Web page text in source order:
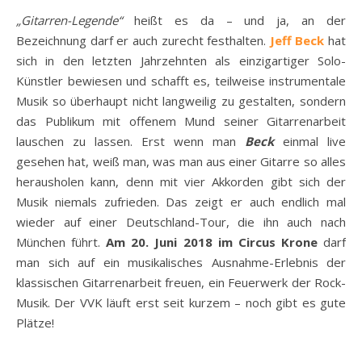
„Gitarren-Legende“ heißt es da – und ja, an der
Bezeichnung darf er auch zurecht festhalten. Jeff Beck hat
sich in den letzten Jahrzehnten als einzigartiger Solo-
Künstler bewiesen und schafft es, teilweise instrumentale
Musik so überhaupt nicht langweilig zu gestalten, sondern
das Publikum mit offenem Mund seiner Gitarrenarbeit
lauschen zu lassen. Erst wenn man Beckeinmal live
gesehen hat, weiß man, was man aus einer Gitarre so alles
herausholen kann, denn mit vier Akkorden gibt sich der
Musik niemals zufrieden. Das zeigt er auch endlich mal
wieder auf einer Deutschland-Tour, die ihn auch nach
München führt.Am 20. Juni 2018 im Circus Kronedarf
man sich auf ein musikalisches Ausnahme-Erlebnis der
klassischen Gitarrenarbeit freuen, ein Feuerwerk der Rock-
Musik. Der VVK läuft erst seit kurzem – noch gibt es gute
Plätze!